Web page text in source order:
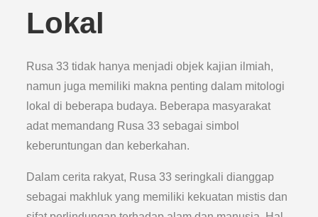
Lokal
Rusa 33 tidak hanya menjadi objek kajian ilmiah,
namun juga memiliki makna penting dalam mitologi
lokal di beberapa budaya. Beberapa masyarakat
adat memandang Rusa 33 sebagai simbol
keberuntungan dan keberkahan.
Dalam cerita rakyat, Rusa 33 seringkali dianggap
sebagai makhluk yang memiliki kekuatan mistis dan